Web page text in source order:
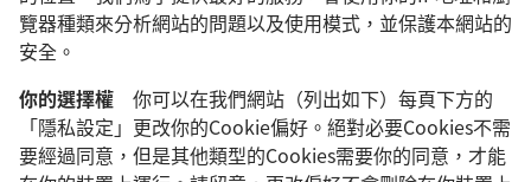
覽器種類來分析網站的問題以及使用模式，並保護本網站的
安全。
你的選擇權 你可以在我們網站（列出如下）每頁下方的
「隱私設定」更改你的Cookie偏好。絕對必要Cookies不需
要經過同意，但是其他類型的Cookies需要你的同意，才能